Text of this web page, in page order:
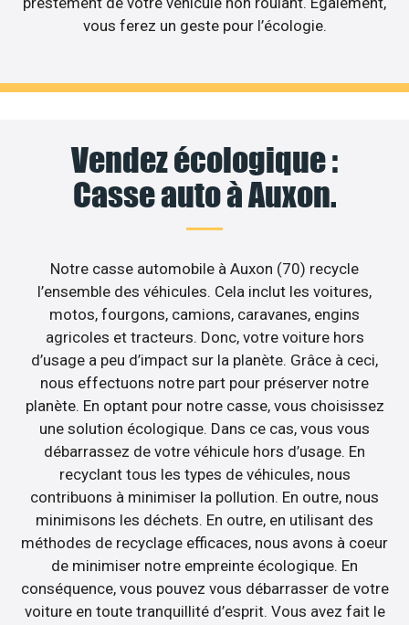
vous ferez un geste pour l’écologie.
Vendez écologique :
Casse auto à Auxon.
Notre casse automobile à Auxon (70) recycle
l’ensemble des véhicules. Cela inclut les voitures,
motos, fourgons, camions, caravanes, engins
agricoles et tracteurs. Donc, votre voiture hors
d’usage a peu d’impact sur la planète. Grâce à ceci,
nous effectuons notre part pour préserver notre
planète. En optant pour notre casse, vous choisissez
une solution écologique. Dans ce cas, vous vous
débarrassez de votre véhicule hors d’usage. En
recyclant tous les types de véhicules, nous
contribuons à minimiser la pollution. En outre, nous
minimisons les déchets. En outre, en utilisant des
méthodes de recyclage efficaces, nous avons à coeur
de minimiser notre empreinte écologique. En
conséquence, vous pouvez vous débarrasser de votre
voiture en toute tranquillité d’esprit. Vous avez fait le